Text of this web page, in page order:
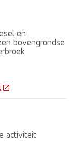
en
bovengrondse
activiteit